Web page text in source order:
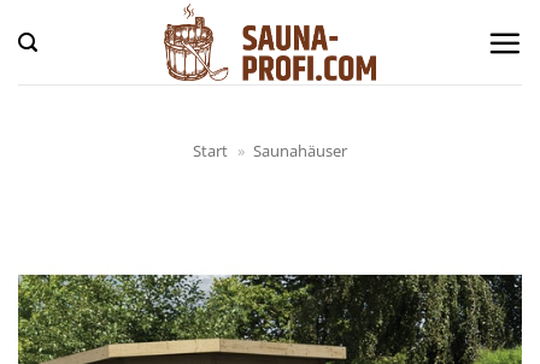
Inhalt
springen
Start » Saunahäuser